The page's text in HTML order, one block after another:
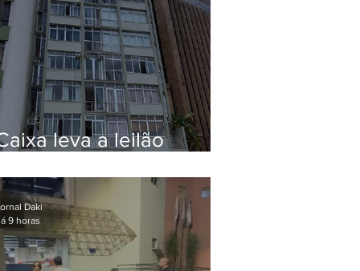
leva a leilão
em Botafogo
Daki
9 horas